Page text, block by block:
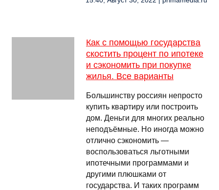
Как с помощью государства
скостить процент по ипотеке
и сэкономить при покупке
жилья. Все варианты
Большинству россиян непросто
купить квартиру или построить
дом. Деньги для многих реально
неподъёмные. Но иногда можно
отлично сэкономить —
воспользоваться льготными
ипотечными программами и
другими плюшками от
государства. И таких программ